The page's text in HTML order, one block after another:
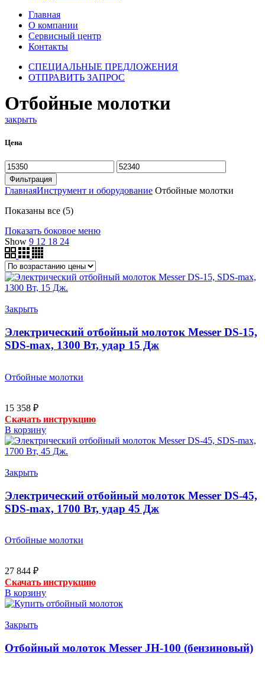
Главная
О компании
Сервисный центр
Контакты
СПЕЦИАЛЬНЫЕ ПРЕДЛОЖЕНИЯ
ОТПРАВИТЬ ЗАПРОС
Отбойные молотки
закрыть
Цена
Минимальная
цена
Максимальная
цена
Фильтрация
ГлавнаяИнструмент и оборудование Отбойные молотки
Показаны все (5)Цены:
возрастанию
Показать боковое меню
Show 9 12 18 24
Закрыть
Электрический отбойный молоток Messer DS-15,
SDS-maх, 1300 Вт, удар 15 Дж
Отбойные молотки
15 358 ₽
Скачать инструкцию
В корзину
Закрыть
Электрический отбойный молоток Messer DS-45,
SDS-maх, 1700 Вт, удар 45 Дж
Отбойные молотки
27 844 ₽
Скачать инструкцию
В корзину
Закрыть
Отбойный молоток Messer JH-100 (бензиновый)